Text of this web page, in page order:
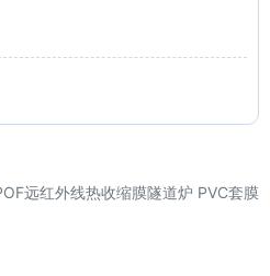
远红外线热收缩膜隧道炉 PVC套膜